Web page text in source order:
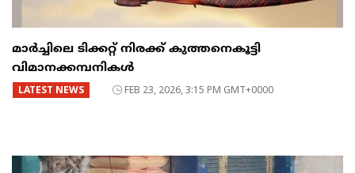
മാർച്ചിലെ ടിക്കറ്റ് നിരക്ക് കുത്തനെകൂട്ടി
വിമാനക്കമ്പനികൾ
LATEST NEWS FEB 23, 2026, 3:15 PM GMT+0000